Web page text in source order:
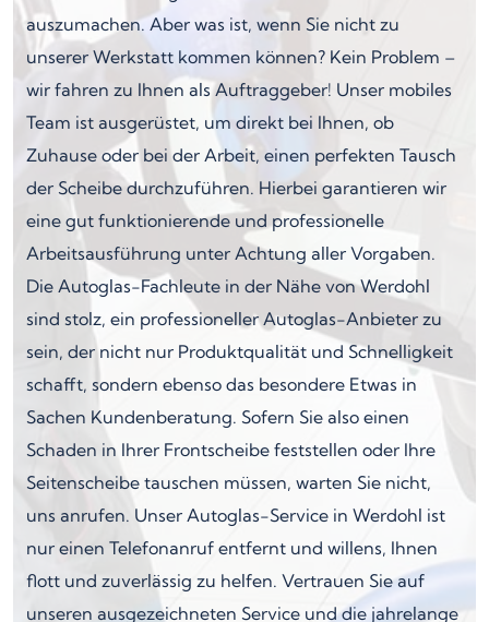
auszumachen. Aber was ist, wenn Sie nicht zu
unserer Werkstatt kommen können? Kein Problem –
wir fahren zu Ihnen als Auftraggeber! Unser mobiles
Team ist ausgerüstet, um direkt bei Ihnen, ob
Zuhause oder bei der Arbeit, einen perfekten Tausch
der Scheibe durchzuführen. Hierbei garantieren wir
eine gut funktionierende und professionelle
Arbeitsausführung unter Achtung aller Vorgaben.
Die Autoglas-Fachleute in der Nähe von Werdohl
sind stolz, ein professioneller Autoglas-Anbieter zu
sein, der nicht nur Produktqualität und Schnelligkeit
schafft, sondern ebenso das besondere Etwas in
Sachen Kundenberatung. Sofern Sie also einen
Schaden in Ihrer Frontscheibe feststellen oder Ihre
Seitenscheibe tauschen müssen, warten Sie nicht,
uns anrufen. Unser Autoglas-Service in Werdohl ist
nur einen Telefonanruf entfernt und willens, Ihnen
flott und zuverlässig zu helfen. Vertrauen Sie auf
unseren ausgezeichneten Service und die jahrelange